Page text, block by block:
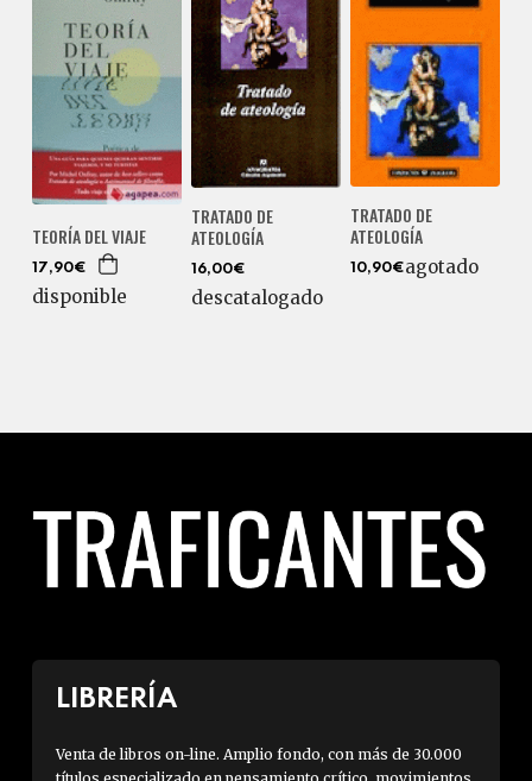
TEORÍA DEL VIAJE
17,90€
disponible
TRATADO DE
ATEOLOGÍA
16,00€
descatalogado
TRATADO DE
ATEOLOGÍA
10,90€agotado
LIBRERÍA
Venta de libros on-line. Amplio fondo, con más de 30.000